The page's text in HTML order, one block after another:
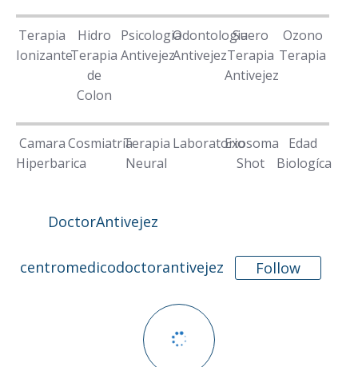
Terapia
Ionizante
Hidro
Terapia
de
Colon
Psicologia
Antivejez
Odontologia
Antivejez
Suero
Terapia
Antivejez
Ozono
Terapia
Camara
Hiperbarica
CosmiatriaTerapia
Neural
LaboratorioExosoma
Shot
Edad
Biologíca
DoctorAntivejez
centromedicodoctorantivejez Follow